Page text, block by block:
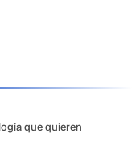
que quieren